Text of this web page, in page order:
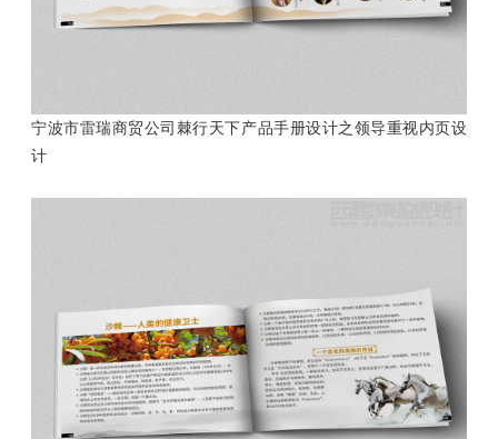
宁波市雷瑞商贸公司棘行天下产品手册设计之领导重视内页设
计